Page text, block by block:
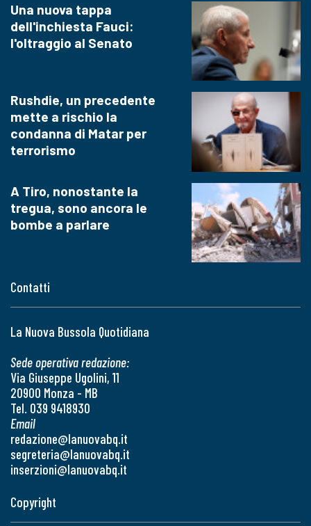
Contatti
La Nuova Bussola Quotidiana
Sede operativa redazione:
Via Giuseppe Ugolini, 11
20900 Monza - MB
Tel. 039 9418930
Email
redazione@lanuovabq.it
segreteria@lanuovabq.it
inserzioni@lanuovabq.it
Una nuova tappa
dell'inchiesta Fauci:
l'oltraggio al Senato
Rushdie, un precedente
mette a rischio la
condanna di Matar per
terrorismo
A Tiro, nonostante la
tregua, sono ancora le
bombe a parlare
Copyright